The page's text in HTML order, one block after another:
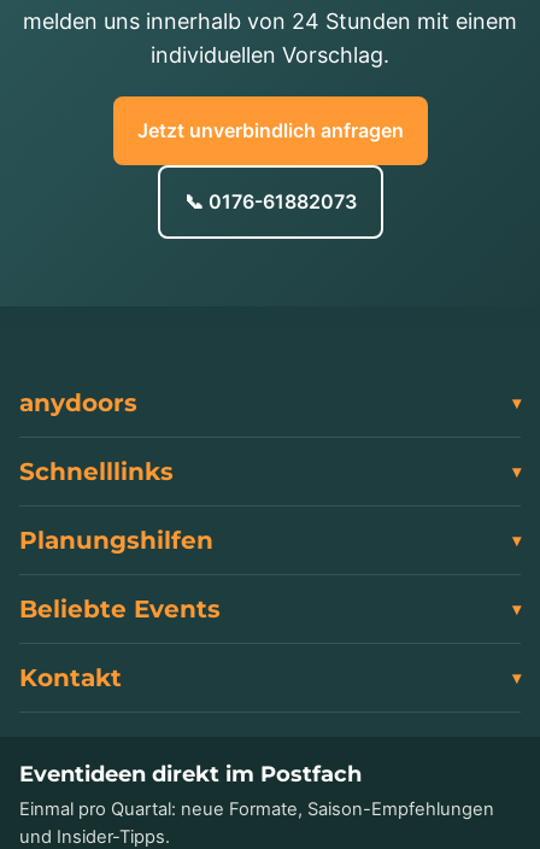
melden uns innerhalb von 24 Stunden mit einem
individuellen Vorschlag.
Jetzt unverbindlich anfragen
📞 0176-61882073
anydoors
Schnelllinks
Planungshilfen
Beliebte Events
Kontakt
Eventideen direkt im Postfach
Einmal pro Quartal: neue Formate, Saison-Empfehlungen
und Insider-Tipps.